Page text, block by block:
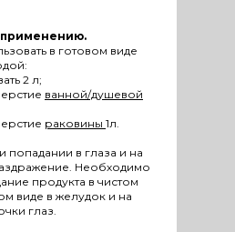
применению.
в готовом виде
2 л;
ванной/душевой
раковины 1л.
попадании в глаза и на
Необходимо
продукта в чистом
виде в желудок и на
глаз.